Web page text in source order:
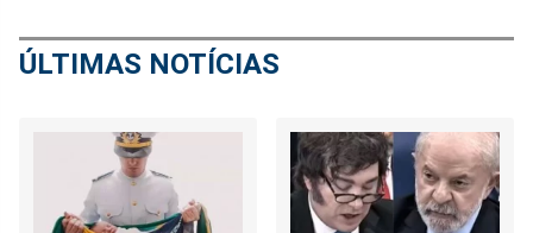
ÚLTIMAS NOTÍCIAS